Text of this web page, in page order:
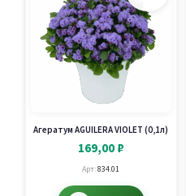
Агератум AGUILERA VIOLET (0,1л)
169,00 ₽
Арт:834.01